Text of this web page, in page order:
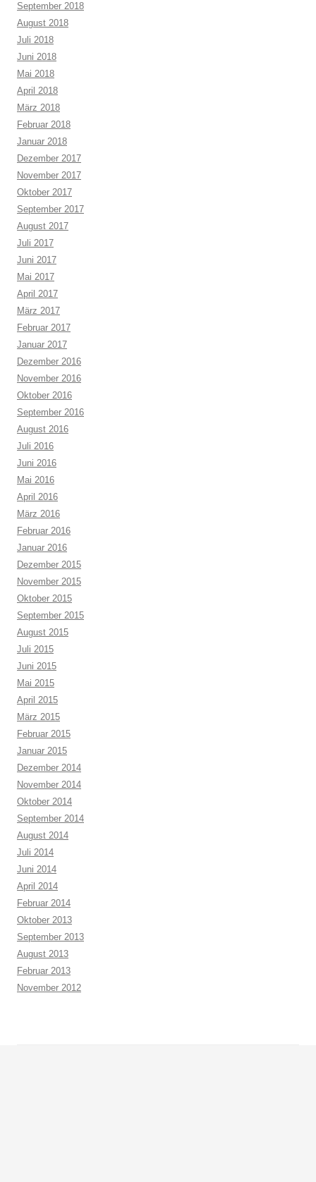
September 2018
August 2018
Juli 2018
Juni 2018
Mai 2018
April 2018
März 2018
Februar 2018
Januar 2018
Dezember 2017
November 2017
Oktober 2017
September 2017
August 2017
Juli 2017
Juni 2017
Mai 2017
April 2017
März 2017
Februar 2017
Januar 2017
Dezember 2016
November 2016
Oktober 2016
September 2016
August 2016
Juli 2016
Juni 2016
Mai 2016
April 2016
März 2016
Februar 2016
Januar 2016
Dezember 2015
November 2015
Oktober 2015
September 2015
August 2015
Juli 2015
Juni 2015
Mai 2015
April 2015
März 2015
Februar 2015
Januar 2015
Dezember 2014
November 2014
Oktober 2014
September 2014
August 2014
Juli 2014
Juni 2014
April 2014
Februar 2014
Oktober 2013
September 2013
August 2013
Februar 2013
November 2012